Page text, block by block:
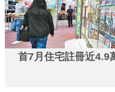
首7月住宅註冊近4.9